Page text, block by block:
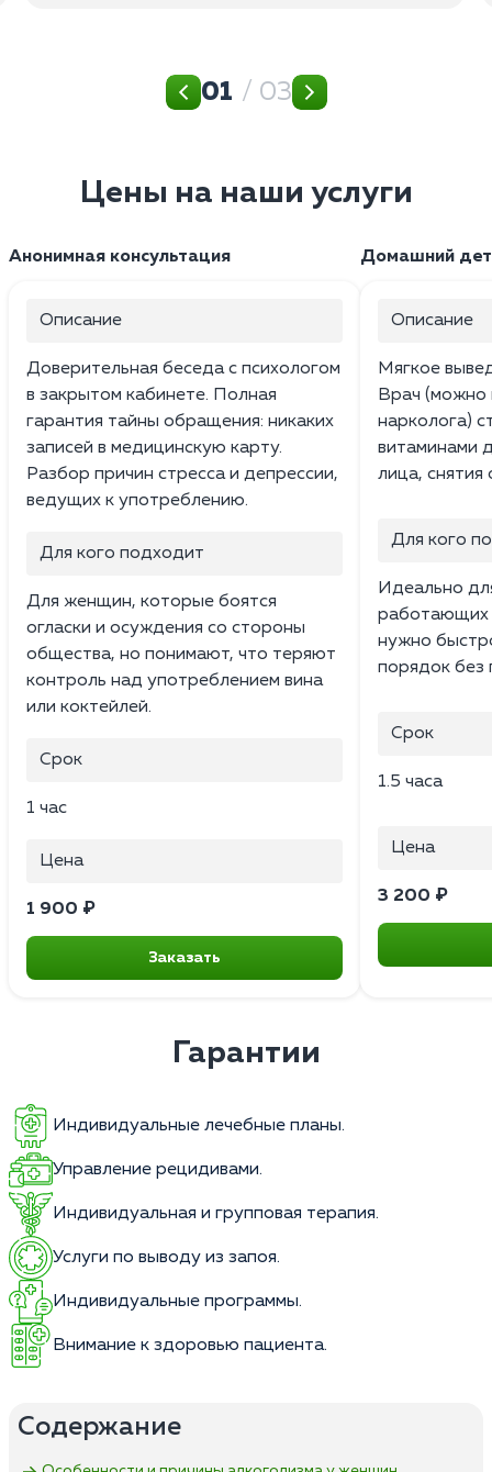
01 / 03
Цены на наши услуги
Анонимная консультация
Описание
Доверительная беседа с психологом
в закрытом кабинете. Полная
гарантия тайны обращения: никаких
записей в медицинскую карту.
Разбор причин стресса и депрессии,
ведущих к употреблению.
Для кого подходит
Для женщин, которые боятся
огласки и осуждения со стороны
общества, но понимают, что теряют
контроль над употреблением вина
или коктейлей.
Срок
1 час
Цена
1 900 ₽
Заказать
Домашний
Описание
Мягкое
Врач (можно
нарколога)
витаминами
лица, снятия
Для кого
Идеально
работающих
нужно
порядок без
Срок
1.5 часа
Цена
3 200 ₽
Гарантии
Индивидуальные лечебные планы.
Управление рецидивами.
Индивидуальная и групповая терапия.
Услуги по выводу из запоя.
Индивидуальные программы.
Внимание к здоровью пациента.
Содержание